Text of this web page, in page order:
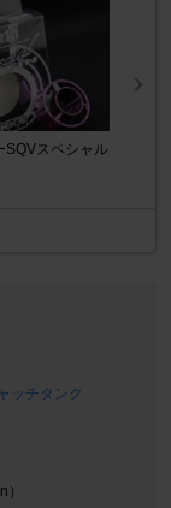
SQVスペシャル
ッチタンク